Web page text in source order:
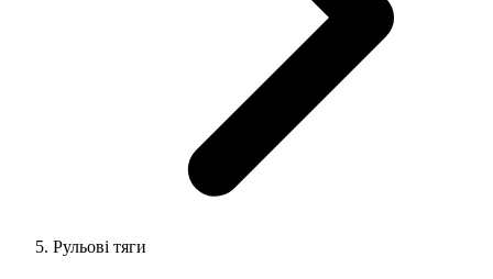
Рульові тяги